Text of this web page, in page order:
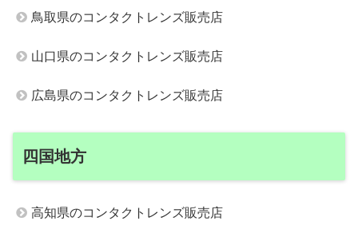
鳥取県のコンタクトレンズ販売店
山口県のコンタクトレンズ販売店
広島県のコンタクトレンズ販売店
四国地方
高知県のコンタクトレンズ販売店